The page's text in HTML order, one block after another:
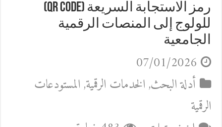
رمز الاستجابة السريعة (QR Code)
للولوج إلى المنصات الرقمية
الجامعية
07/01/2026
أدلة البحث,الخدمات الرقمية,المستودعات
الرقمية